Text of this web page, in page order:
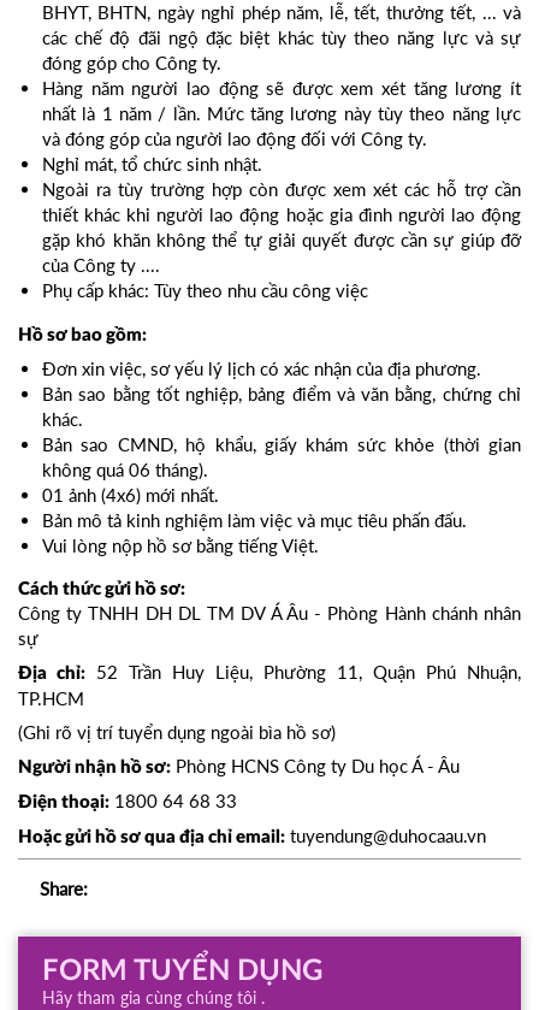
BHYT, BHTN, ngày nghỉ phép năm, lễ, tết, thưởng tết, ... và
các chế độ đãi ngộ đặc biệt khác tùy theo năng lực và sự
đóng góp cho Công ty.
Hàng năm người lao động sẽ được xem xét tăng lương ít
nhất là 1 năm / lần. Mức tăng lương này tùy theo năng lực
và đóng góp của người lao động đối với Công ty.
Nghỉ mát, tổ chức sinh nhật.
Ngoài ra tùy trường hợp còn được xem xét các hỗ trợ cần
thiết khác khi người lao động hoặc gia đình người lao động
gặp khó khăn không thể tự giải quyết được cần sự giúp đỡ
của Công ty ....
Phụ cấp khác: Tùy theo nhu cầu công việc
Hồ sơ bao gồm:
Đơn xin việc, sơ yếu lý lịch có xác nhận của địa phương.
Bản sao bằng tốt nghiệp, bảng điểm và văn bằng, chứng chỉ
khác.
Bản sao CMND, hộ khẩu, giấy khám sức khỏe (thời gian
không quá 06 tháng).
01 ảnh (4x6) mới nhất.
Bản mô tả kinh nghiệm làm việc và mục tiêu phấn đấu.
Vui lòng nộp hồ sơ bằng tiếng Việt.
Cách thức gửi hồ sơ:
Công ty TNHH DH DL TM DV Á Âu - Phòng Hành chánh nhân
sự
Địa chỉ: 52 Trần Huy Liệu, Phường 11, Quận Phú Nhuận,
TP.HCM
(Ghi rõ vị trí tuyển dụng ngoài bìa hồ sơ)
Người nhận hồ sơ: Phòng HCNS Công ty Du học Á - Âu
Điện thoại: 1800 64 68 33
Hoặc gửi hồ sơ qua địa chỉ email: tuyendung@duhocaau.vn
Share:
FORM TUYỂN DỤNG
Hãy tham gia cùng chúng tôi .